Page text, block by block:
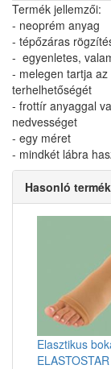
Termék jellemzői:
- neoprém anyag
- tépőzáras
- egyenletes,
- melegen tartja
terhelhetőségét
- frottír anyaggal
nedvességet
- egy méret
- mindkét lábra
Hasonló
Elasztikus